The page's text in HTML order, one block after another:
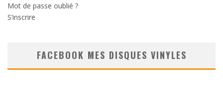
Mot de passe oublié ?
S’inscrire
FACEBOOK MES DISQUES VINYLES